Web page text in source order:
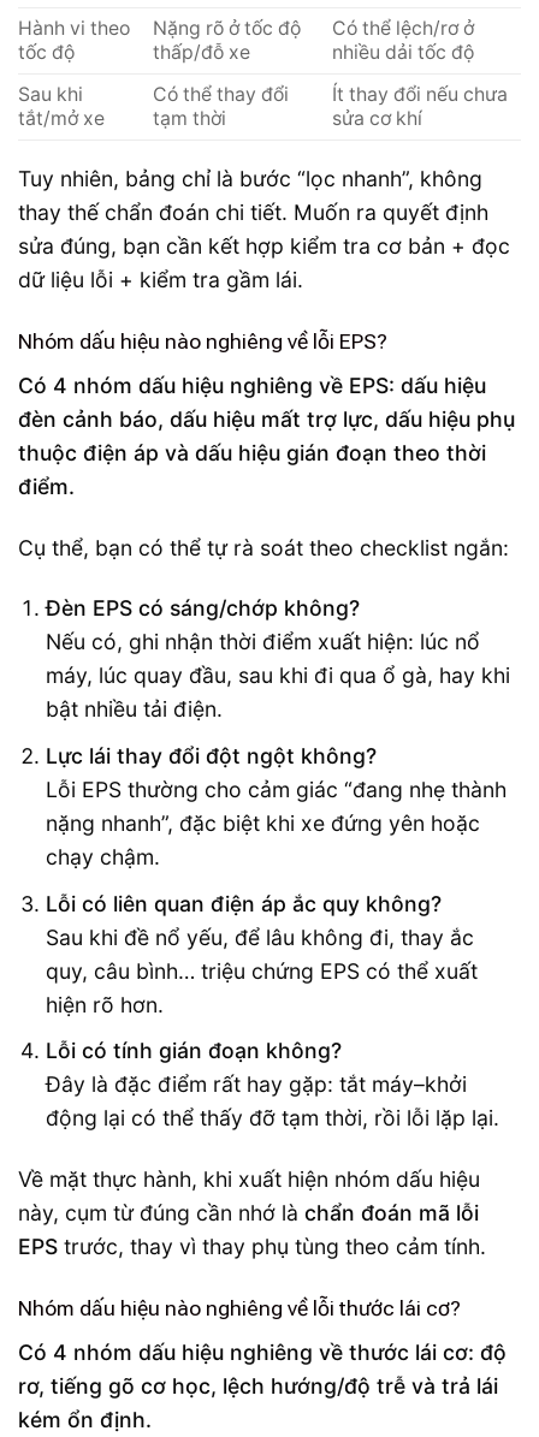
Hành vi theo
tốc độ
Nặng rõ ở tốc độ
thấp/đỗ xe
Có thể lệch/rơ ở
nhiều dải tốc độ
Sau khi
tắt/mở xe
Có thể thay đổi
tạm thời
Ít thay đổi nếu chưa
sửa cơ khí
Tuy nhiên, bảng chỉ là bước “lọc nhanh”, không
thay thế chẩn đoán chi tiết. Muốn ra quyết định
sửa đúng, bạn cần kết hợp kiểm tra cơ bản + đọc
dữ liệu lỗi + kiểm tra gầm lái.
Nhóm dấu hiệu nào nghiêng về lỗi EPS?
Có 4 nhóm dấu hiệu nghiêng về EPS: dấu hiệu
đèn cảnh báo, dấu hiệu mất trợ lực, dấu hiệu phụ
thuộc điện áp và dấu hiệu gián đoạn theo thời
điểm.
Cụ thể, bạn có thể tự rà soát theo checklist ngắn:
Đèn EPS có sáng/chớp không?
Nếu có, ghi nhận thời điểm xuất hiện: lúc nổ
máy, lúc quay đầu, sau khi đi qua ổ gà, hay khi
bật nhiều tải điện.
Lực lái thay đổi đột ngột không?
Lỗi EPS thường cho cảm giác “đang nhẹ thành
nặng nhanh”, đặc biệt khi xe đứng yên hoặc
chạy chậm.
Lỗi có liên quan điện áp ắc quy không?
Sau khi đề nổ yếu, để lâu không đi, thay ắc
quy, câu bình… triệu chứng EPS có thể xuất
hiện rõ hơn.
Lỗi có tính gián đoạn không?
Đây là đặc điểm rất hay gặp: tắt máy–khởi
động lại có thể thấy đỡ tạm thời, rồi lỗi lặp lại.
Về mặt thực hành, khi xuất hiện nhóm dấu hiệu
này, cụm từ đúng cần nhớ là chẩn đoán mã lỗi
EPS trước, thay vì thay phụ tùng theo cảm tính.
Nhóm dấu hiệu nào nghiêng về lỗi thước lái cơ?
Có 4 nhóm dấu hiệu nghiêng về thước lái cơ: độ
rơ, tiếng gõ cơ học, lệch hướng/độ trễ và trả lái
kém ổn định.